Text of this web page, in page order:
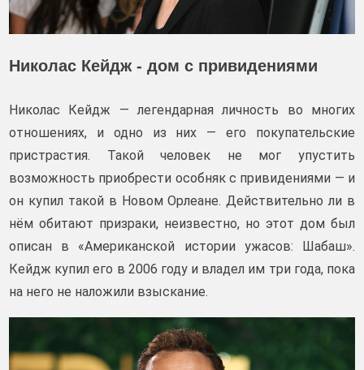
Николас Кейдж - дом с привидениями
Николас Кейдж — легендарная личность во многих
отношениях, и одно из них — его покупательские
пристрастия. Такой человек не мог упустить
возможность приобрести особняк с привидениями — и
он купил такой в Новом Орлеане. Действительно ли в
нём обитают призраки, неизвестно, но этот дом был
описан в «Американской истории ужасов: Шабаш».
Кейдж купил его в 2006 году и владел им три года, пока
на него не наложили взыскание.